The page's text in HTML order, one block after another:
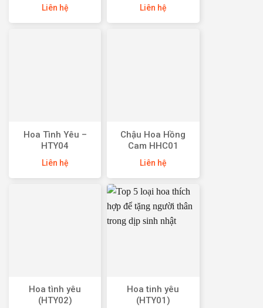
Liên hệ Liên hệ
Hoa Tình Yêu –
HTY04
Liên hệ
Chậu Hoa Hồng
Cam HHC01
Liên hệ
Hoa tình yêu
(HTY02)
Hoa tinh yêu
(HTY01)